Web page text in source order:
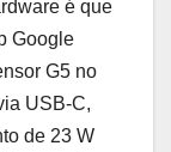
é que
Google
G5 no
USB-C,
de 23 W